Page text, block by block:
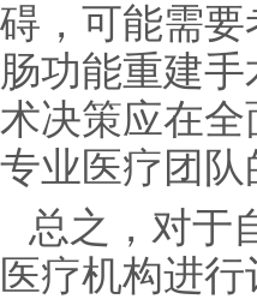
碍，可能需
肠功能重建
术决策应在
专业医疗团队
总之，对于
医疗机构进